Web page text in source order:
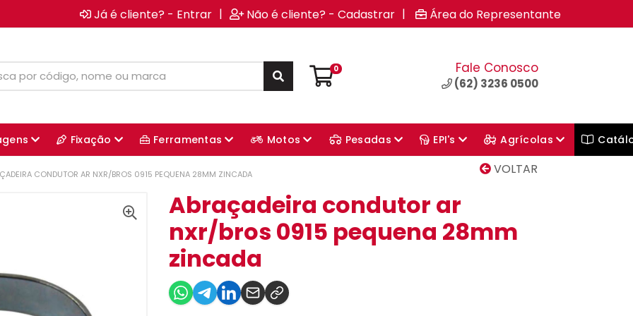
Já é cliente? - Entrar | Não é cliente? - Cadastrar | Área do Representante
0 Fale Conosco
(62) 3236 0500
Fixação Ferramentas Motos Pesadas EPI's Agrícolas
VOLTAR
CONDUTOR AR NXR/BROS 0915 PEQUENA 28MM ZINCADA
Abraçadeira condutor ar
nxr/bros 0915 pequena 28mm
zincada